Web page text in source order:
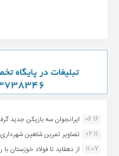
06:16 ایرانجوان سه بازیکن جدید
02:11
تصاویر تمرین شاهین
11:07
از دهقاید تا فولاد خوزستان